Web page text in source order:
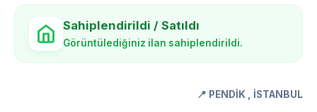
Sahiplendirildi / Satıldı
Görüntülediğiniz ilan sahiplendirildi.
📍 PENDİK İSTANBUL